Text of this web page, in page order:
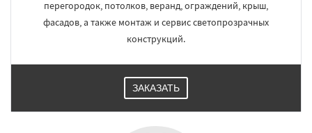
перегородок, потолков, веранд, ограждений, крыш,
фасадов, а также монтаж и сервис светопрозрачных
конструкций.
ЗАКАЗАТЬ